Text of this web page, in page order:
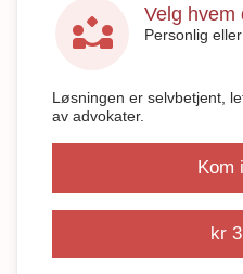
partner_exchange Velg hvem
Personlig
Løsningen er selvbetjent,
av advokater.
Kom
kr